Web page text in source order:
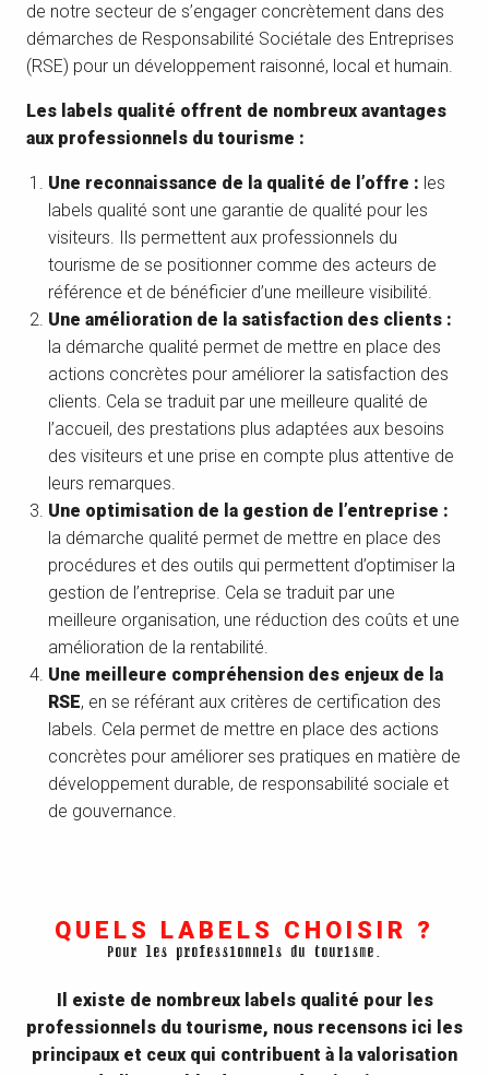
de notre secteur de s’engager concrètement dans des
démarches de Responsabilité Sociétale des Entreprises
(RSE) pour un développement raisonné, local et humain.
Les labels qualité offrent de nombreux avantages
aux professionnels du tourisme :
Une reconnaissance de la qualité de l’offre : les
labels qualité sont une garantie de qualité pour les
visiteurs. Ils permettent aux professionnels du
tourisme de se positionner comme des acteurs de
référence et de bénéficier d’une meilleure visibilité.
Une amélioration de la satisfaction des clients :
la démarche qualité permet de mettre en place des
actions concrètes pour améliorer la satisfaction des
clients. Cela se traduit par une meilleure qualité de
l’accueil, des prestations plus adaptées aux besoins
des visiteurs et une prise en compte plus attentive de
leurs remarques.
Une optimisation de la gestion de l’entreprise :
la démarche qualité permet de mettre en place des
procédures et des outils qui permettent d’optimiser la
gestion de l’entreprise. Cela se traduit par une
meilleure organisation, une réduction des coûts et une
amélioration de la rentabilité.
Une meilleure compréhension des enjeux de la
RSE, en se référant aux critères de certification des
labels. Cela permet de mettre en place des actions
concrètes pour améliorer ses pratiques en matière de
développement durable, de responsabilité sociale et
de gouvernance.
QUELS LABELS CHOISIR ?
Pour les professionnels du tourisme.
Il existe de nombreux labels qualité pour les
professionnels du tourisme, nous recensons ici les
principaux et ceux qui contribuent à la valorisation